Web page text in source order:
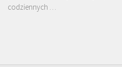
codziennych …